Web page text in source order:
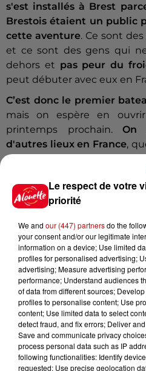
s'est installés à Brest
Brestois étaient un public
cette aventure. Ce sont
et ce sont des gens qui
dehors et pas peur du
peut débuter avec eux en
C’est donc le premier
mais on espère en
printemps prochain. On
d'autres lieux en France,
ou pas. Ça peut être en lac,
a plusieurs
techniques et on espère
France.
Le respect de votre
priorité
We and our (447) partnersdo the
your consent and/or our legitimate
information on a device; Use limited
profiles for personalised advertising;
advertising; Measure advertising
performance; Understand audiences
of data from different sources;
profiles to personalise content; Use
content; Use limited data to select
detect fraud, and fix errors; Deliver
Save and communicate privacy
process personal data such as IP
following functionalities: Identify
requested; Use precise geolocation